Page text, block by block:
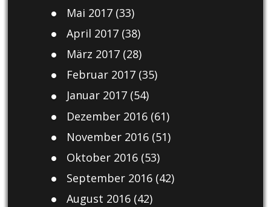
Mai 2017(33)
April 2017(38)
März 2017(28)
Februar 2017(35)
Januar 2017(54)
Dezember 2016(61)
November 2016(51)
Oktober 2016(53)
September 2016(42)
August 2016(42)